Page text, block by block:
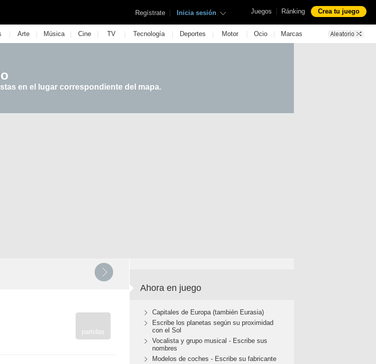
Juegos | Ránking Crea tu juego
Regístrate | Inicia sesión
| Arte | Música | Cine | TV | Tecnología | Deportes | Motor | Ocio | Marcas
en el lugar correspondiente del mapa.
partidas
Ahora en juego
Capitales de Europa (también Eurasia)
Escribe los planetas según su proximidad
con el Sol
Vocalista y grupo musical - Escribe sus
nombres
Modelos de coches - Escribe su fabricante